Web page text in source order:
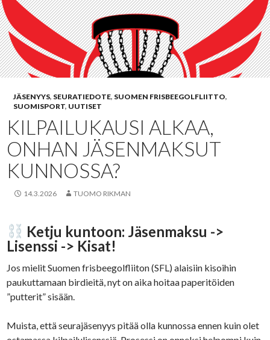
JÄSENYYS, SEURATIEDOTE, SUOMEN FRISBEEGOLFLIITTO,
SUOMISPORT, UUTISET
KILPAILUKAUSI ALKAA,
ONHAN JÄSENMAKSUT
KUNNOSSA?
14.3.2026 TUOMO RIKMAN
Ketju kuntoon: Jäsenmaksu ->
Lisenssi -> Kisat!
Jos mielit Suomen frisbeegolfliiton (SFL) alaisiin kisoihin
paukuttamaan birdieitä, nyt on aika hoitaa paperitöiden
”putterit” sisään.
Muista, että seurajäsenyys pitää olla kunnossa ennen kuin olet